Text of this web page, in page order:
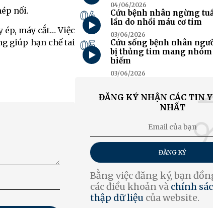
nối.
ép, máy cắt… Việc
giúp hạn chế tai
04/06/2026
04
Cứu bệnh nhân ngừng
lần do nhồi máu cơ tim
03/06/2026
05
Cứu sống bệnh nhân
bị thủng tim mang nhóm
hiếm
03/06/2026
ĐĂNG KÝ NHẬN CÁC TIN
NHẤT
ĐĂNG KÝ
Bằng việc đăng ký, bạn
các điều khoản và chính
thập dữ liệu của website.